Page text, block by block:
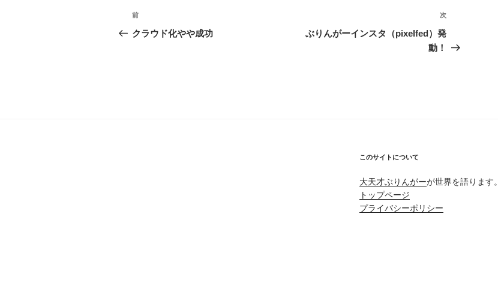
投
稿
前
の
前
クラウド化やや成功
次
の
投
次
ぶりんがーインスタ（pixelfed）発
動！
このサイトについて
大天才ぶりんがーが世界を語ります。
トップページ
プライバシーポリシー